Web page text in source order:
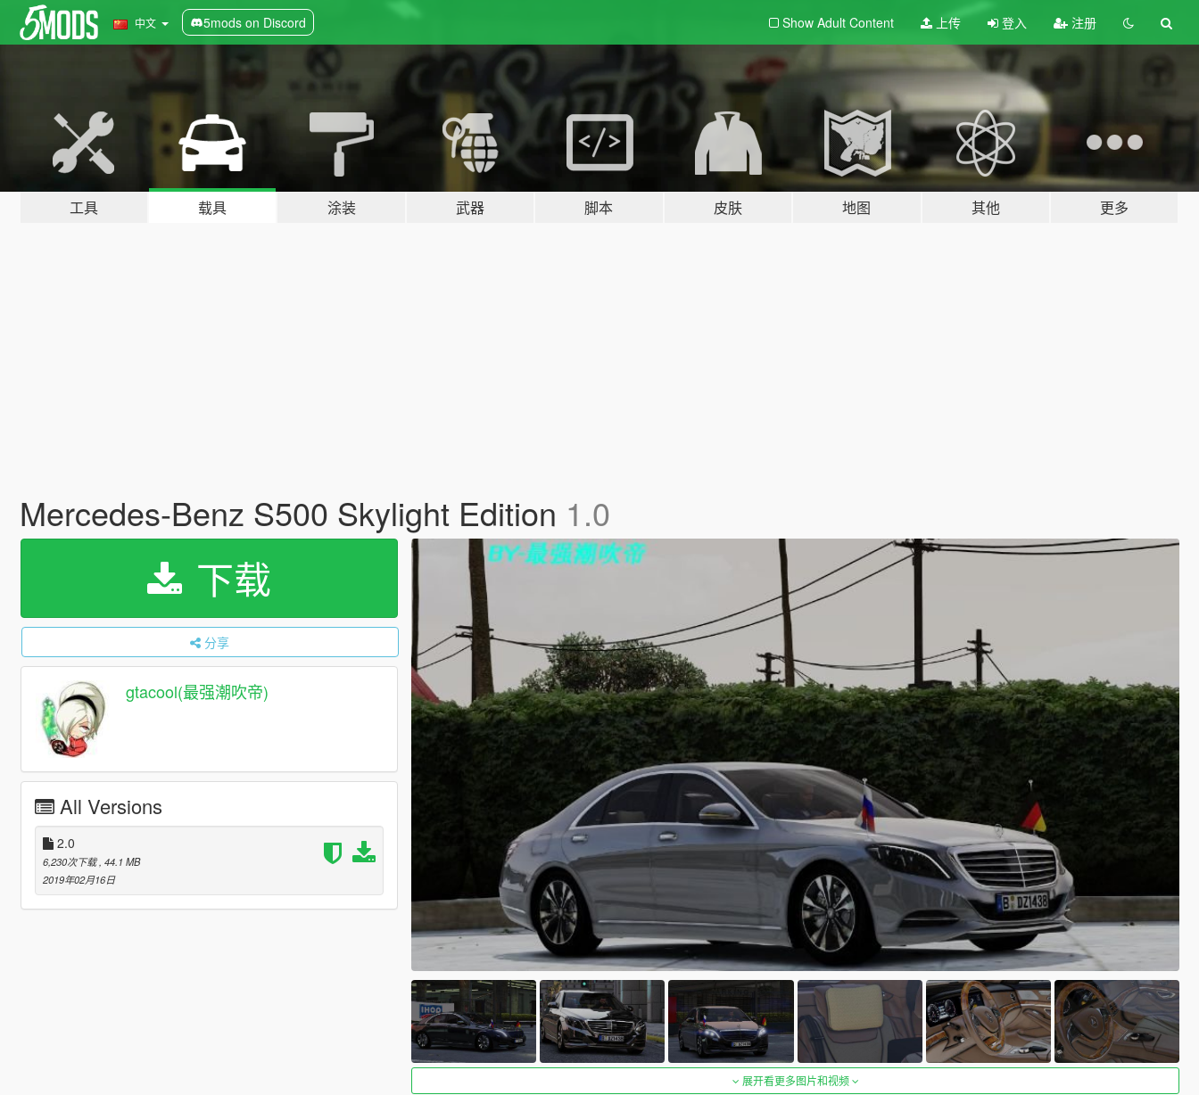
中文 5mods on Discord Show Adult Content 上传 登入 注册
工具 载具 涂装 武器 脚本 皮肤 地图 其他 更多
Mercedes-Benz S500 Skylight Edition 1.0
下载
分享
gtacool(最强潮吹帝)
All Versions
2.0
6,230次下载 , 44.1 MB
2019年02月16日
展开看更多图片和视频